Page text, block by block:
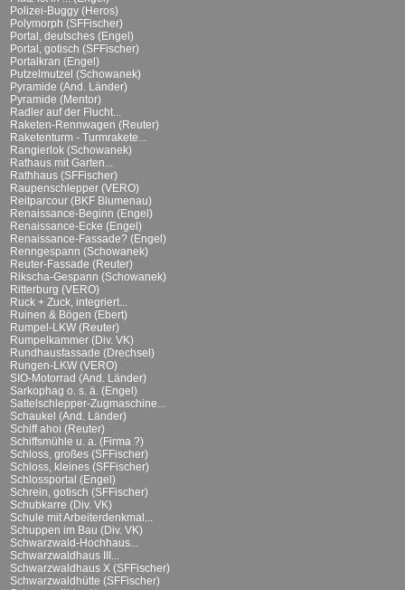
Polizei-Buggy (Heros)
Polymorph (SFFischer)
Portal, deutsches (Engel)
Portal, gotisch (SFFischer)
Portalkran (Engel)
Putzelmutzel (Schowanek)
Pyramide (And. Länder)
Pyramide (Mentor)
Radler auf der Flucht...
Raketen-Rennwagen (Reuter)
Raketenturm - Turmrakete...
Rangierlok (Schowanek)
Rathaus mit Garten...
Rathhaus (SFFischer)
Raupenschlepper (VERO)
Reitparcour (BKF Blumenau)
Renaissance-Beginn (Engel)
Renaissance-Ecke (Engel)
Renaissance-Fassade? (Engel)
Renngespann (Schowanek)
Reuter-Fassade (Reuter)
Rikscha-Gespann (Schowanek)
Ritterburg (VERO)
Ruck + Zuck, integriert...
Ruinen & Bögen (Ebert)
Rumpel-LKW (Reuter)
Rumpelkammer (Div. VK)
Rundhausfassade (Drechsel)
Rungen-LKW (VERO)
SIO-Motorrad (And. Länder)
Sarkophag o. s. ä. (Engel)
Sattelschlepper-Zugmaschine...
Schaukel (And. Länder)
Schiff ahoi (Reuter)
Schiffsmühle u. a. (Firma ?)
Schloss, großes (SFFischer)
Schloss, kleines (SFFischer)
Schlossportal (Engel)
Schrein, gotisch (SFFischer)
Schubkarre (Div. VK)
Schule mit Arbeiterdenkmal...
Schuppen im Bau (Div. VK)
Schwarzwald-Hochhaus...
Schwarzwaldhaus III...
Schwarzwaldhaus X (SFFischer)
Schwarzwaldhütte (SFFischer)